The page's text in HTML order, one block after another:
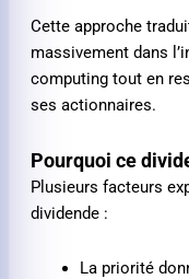
Cette approche
massivement dans
computing tout en
ses actionnaires.
Pourquoi ce
Plusieurs facteurs
dividende :
La priorité